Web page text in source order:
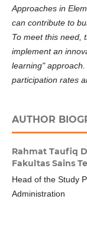
Approaches in
can contribute to
To meet this need,
implement an
learning"
participation rates
AUTHOR
Rahmat Taufiq
Fakultas Sains
Head of the Study
Administration